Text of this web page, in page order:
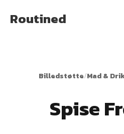
Routined
Billedstøtte/Mad &
Spise